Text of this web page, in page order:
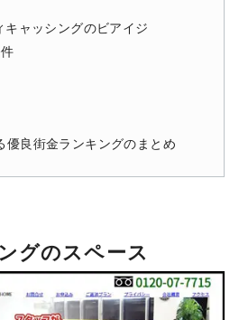
ャッシングのビアイジ
優良街金ランキングのまとめ
グのスペース